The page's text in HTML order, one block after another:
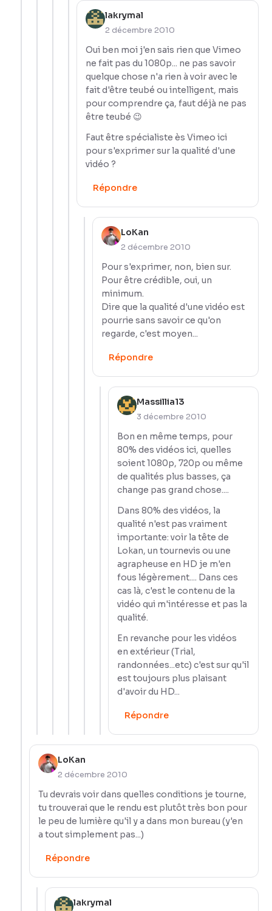
lakrymal
2 décembre 2010
Oui ben moi j'en sais rien que Vimeo
ne fait pas du 1080p... ne pas savoir
quelque chose n'a rien à voir avec le
fait d'être teubé ou intelligent, mais
pour comprendre ça, faut déjà ne pas
être teubé 😉
Faut être spécialiste ès Vimeo ici
pour s'exprimer sur la qualité d'une
vidéo ?
Répondre
LoKan
2 décembre 2010
Pour s'exprimer, non, bien sur.
Pour être crédible, oui, un
minimum.
Dire que la qualité d'une vidéo est
pourrie sans savoir ce qu'on
regarde, c'est moyen...
Répondre
Massillia13
3 décembre 2010
Bon en même temps, pour
80% des vidéos ici, quelles
soient 1080p, 720p ou même
de qualités plus basses, ça
change pas grand chose....
Dans 80% des vidéos, la
qualité n'est pas vraiment
importante: voir la tête de
Lokan, un tournevis ou une
agrapheuse en HD je m'en
fous légèrement.... Dans ces
cas là, c'est le contenu de la
vidéo qui m'intéresse et pas la
qualité.
En revanche pour les vidéos
en extérieur (Trial,
randonnées...etc) c'est sur qu'il
est toujours plus plaisant
d'avoir du HD...
Répondre
LoKan
2 décembre 2010
Tu devrais voir dans quelles conditions je tourne,
tu trouverai que le rendu est plutôt très bon pour
le peu de lumière qu'il y a dans mon bureau (y'en
a tout simplement pas...)
Répondre
lakrymal